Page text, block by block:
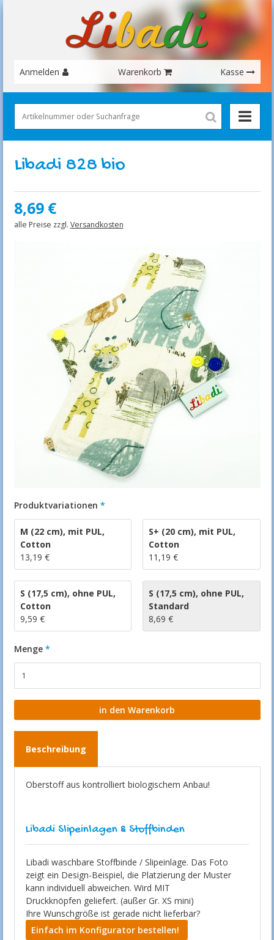
Anmelden Warenkorb Kasse
Libadi 828 bio
8,69 €
alle Preise zzgl. Versandkosten
Produktvariationen
M (22 cm), mit PUL,
Cotton
13,19 €
S+ (20 cm), mit PUL,
Cotton
11,19 €
S (17,5 cm), ohne PUL,
Cotton
9,59 €
S (17,5 cm), ohne PUL,
Standard
8,69 €
Menge
Beschreibung
Oberstoff aus kontrolliert biologischem Anbau!
Libadi Slipeinlagen & Stoffbinden
Libadi waschbare Stoffbinde / Slipeinlage. Das Foto
zeigt ein Design-Beispiel, die Platzierung der Muster
kann individuell abweichen. Wird MIT
Druckknöpfen geliefert. (außer Gr. XS mini)
Ihre Wunschgröße ist gerade nicht lieferbar?
Einfach im Konfigurator bestellen!